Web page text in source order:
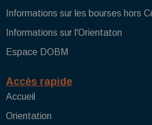
Informations sur les bourses hors
Informations sur l'Orientaton
Espace DOBM
Accès rapide
Accueil
Orientation